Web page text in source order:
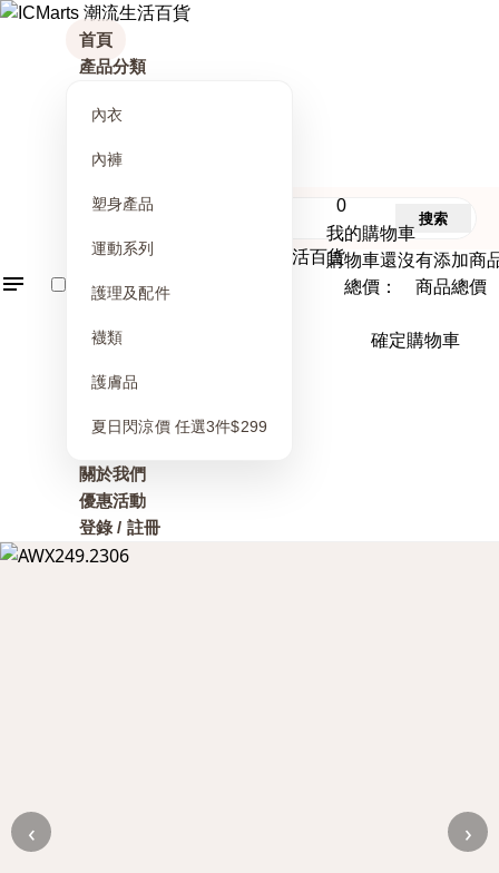
首頁
產品分類
內衣
內褲
塑身產品
運動系列
護理及配件
襪類
護膚品
夏日閃涼價 任選3件$299
關於我們
優惠活動
登錄 / 註冊
0
我的購物車
購物車還沒有添加商
總價： 商品總價
確定購物車
搜索
‹ ›